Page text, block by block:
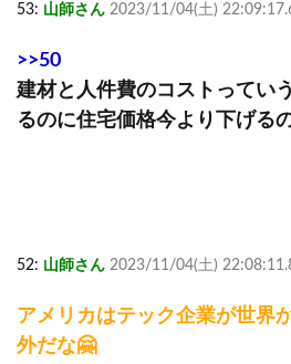
53: 山師さん 2023/11/04(土)
>>50
建材と人件費のコストってい
るのに住宅価格今より下げる
52: 山師さん 2023/11/04(土)
アメリカはテック企業が世界
外だな🤗